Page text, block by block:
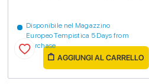
Disponibile nel Magazzino
Europeo Tempistica 5 Days from
purchase
AGGIUNGI AL CARRELLO